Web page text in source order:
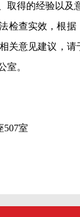
取得的经验以及
检查实效，根
关意见建议，请
室。
507室